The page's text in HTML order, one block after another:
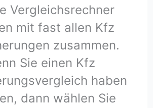
Vergleichsrechner
mit fast allen Kfz
zusammen.
Sie einen Kfz
haben
dann wählen Sie